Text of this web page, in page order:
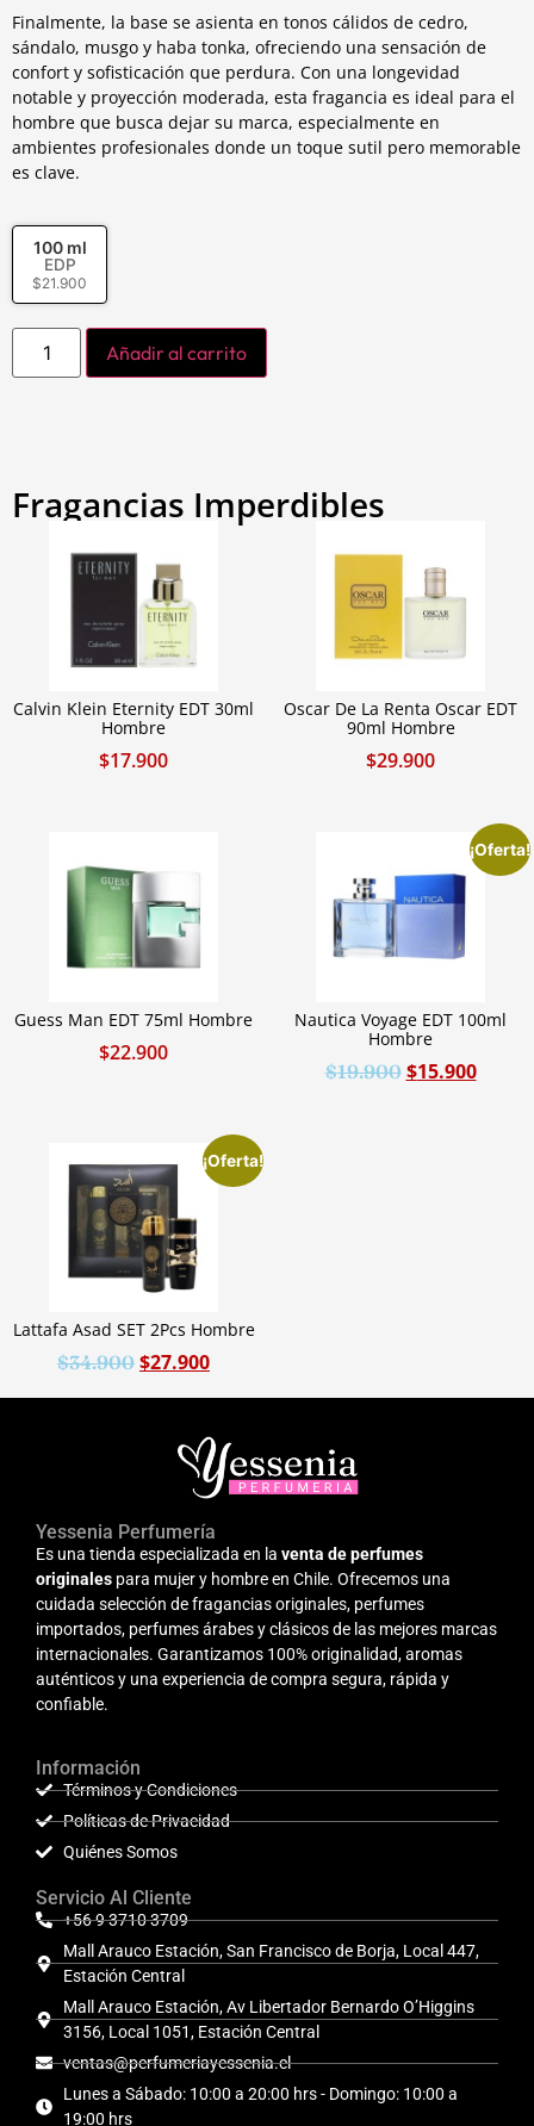
Finalmente, la base se asienta en tonos cálidos de cedro,
sándalo, musgo y haba tonka, ofreciendo una sensación de
confort y sofisticación que perdura. Con una longevidad
notable y proyección moderada, esta fragancia es ideal para el
hombre que busca dejar su marca, especialmente en
ambientes profesionales donde un toque sutil pero memorable
es clave.
100 ml
EDP
$21.900
Añadir al carrito
Fragancias Imperdibles
Calvin Klein Eternity EDT 30ml
Hombre
$17.900
Oscar De La Renta Oscar EDT
90ml Hombre
$29.900
Guess Man EDT 75ml Hombre
$22.900
¡Oferta!
Nautica Voyage EDT 100ml
Hombre
$19.900 $15.900
¡Oferta!
Lattafa Asad SET 2Pcs Hombre
$34.900 $27.900
Yessenia Perfumería
Es una tienda especializada en la venta de perfumes
originales para mujer y hombre en Chile. Ofrecemos una
cuidada selección de fragancias originales, perfumes
importados, perfumes árabes y clásicos de las mejores marcas
internacionales. Garantizamos 100% originalidad, aromas
auténticos y una experiencia de compra segura, rápida y
confiable.
Información
Términos y Condiciones
Políticas de Privacidad
Quiénes Somos
Servicio Al Cliente
+56 9 3710 3709
Mall Arauco Estación, San Francisco de Borja, Local 447,
Estación Central
Mall Arauco Estación, Av Libertador Bernardo O’Higgins
3156, Local 1051, Estación Central
ventas@perfumeriayessenia.cl
Lunes a Sábado: 10:00 a 20:00 hrs - Domingo: 10:00 a
19:00 hrs